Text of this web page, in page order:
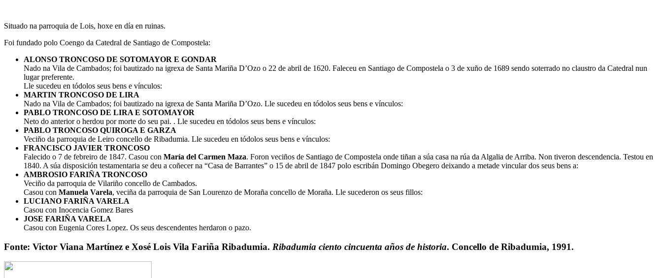
Situado na parroquia de Lois, hoxe en día en ruinas.
Foi fundado polo Coengo da Catedral de Santiago de Compostela:
ALONSO TRONCOSO DE SOTOMAYOR E GONDAR
Nado na Vila de Cambados; foi bautizado na igrexa de Santa Mariña D’Ozo o 22 de abril de 1620. Faleceu en Santiago de Compostela o 3 de xuño de 1689 sendo soterrado no claustro da Catedral nun
lugar preferente.
Lle sucedeu en tódolos seus bens e vínculos:
MARTIN TRONCOSO DE LIRA
Nado na Vila de Cambados; foi bautizado na igrexa de Santa Mariña D’Ozo. Lle sucedeu en tódolos seus bens e vínculos:
PABLO TRONCOSO DE LIRA E SOTOMAYOR
Neto do anterior o herdou por morte do seu pai. . Lle sucedeu en tódolos seus bens e vínculos:
PABLO TRONCOSO QUIROGA E GARZA
Veciño da parroquia de Leiro concello de Ribadumia. Lle sucedeu en tódolos seus bens e vínculos:
FRANCISCO JAVIER TRONCOSO
Falecido o 7 de febreiro de 1847. Casou con María del Carmen Maza. Foron veciños de Santiago de Compostela onde tiñan a súa casa na rúa da Algalia de Arriba. Non tiveron descendencia. Testou en
1840. A súa disposición testamentaria se deu a coñecer na “Casa de Barrantes” o 15 de abril de 1847 polo escribán Domingo Obegero deixando a metade vincular dos seus bens a:
AMBROSIO FARIÑA TRONCOSO
Veciño da parroquia de Vilariño concello de Cambados.
Casou con Manuela Varela, veciña da parroquia de San Lourenzo de Moraña concello de Moraña. Lle sucederon os seus fillos:
LUCIANO FARIÑA VARELA
Casou con Inocencia Gomez Bares
JOSE FARIÑA VARELA
Casou con Eugenia Cores Lopez. Os seus descendentes herdaron o pazo.
Fonte: Victor Viana Martínez e Xosé Lois Vila Fariña Ribadumia. Ribadumia ciento cincuenta años de historia. Concello de Ribadumia, 1991.